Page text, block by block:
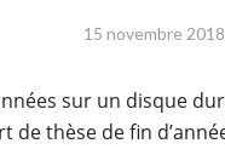
15 novembre 2018
sur un disque
de thèse de fin